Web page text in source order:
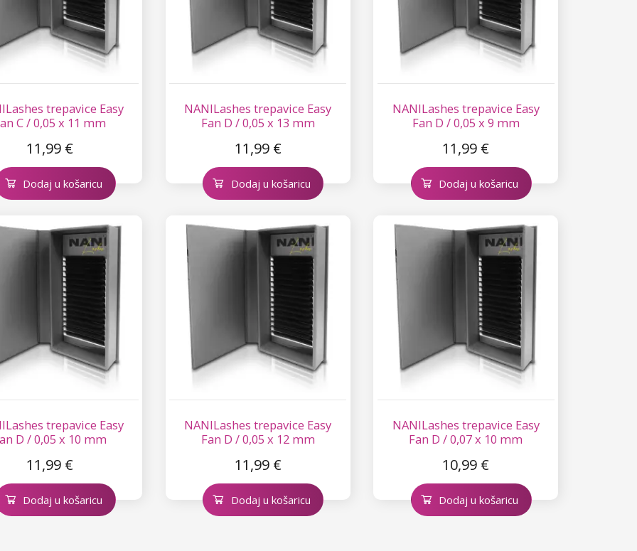
trepavice Easy
C / 0,05 x 11 mm
11,99 €
Dodaj u košaricu
NANILashes trepavice Easy
Fan D / 0,05 x 13 mm
11,99 €
Dodaj u košaricu
NANILashes trepavice Easy
Fan D / 0,05 x 9 mm
11,99 €
Dodaj u košaricu
trepavice Easy
D / 0,05 x 10 mm
11,99 €
Dodaj u košaricu
NANILashes trepavice Easy
Fan D / 0,05 x 12 mm
11,99 €
Dodaj u košaricu
NANILashes trepavice Easy
Fan D / 0,07 x 10 mm
10,99 €
Dodaj u košaricu